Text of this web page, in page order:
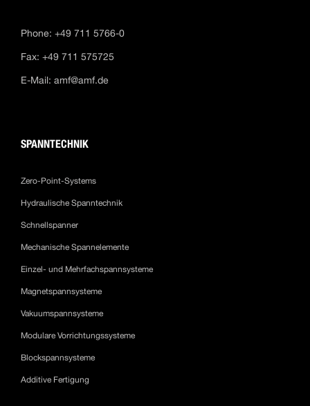
Phone: +49 711 5766-0
Fax: +49 711 575725
E-Mail: amf@amf.de
SPANNTECHNIK
Zero-Point-Systems
Hydraulische Spanntechnik
Schnellspanner
Mechanische Spannelemente
Einzel- und Mehrfachspannsysteme
Magnetspannsysteme
Vakuumspannsysteme
Modulare Vorrichtungssysteme
Blockspannsysteme
Additive Fertigung